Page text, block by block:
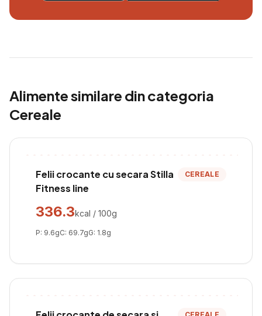
Alimente similare din categoria
Cereale
Felii crocante cu secara Stilla
Fitness line
CEREALE
336.3kcal / 100g
P: 9.6gC: 69.7gG: 1.8g